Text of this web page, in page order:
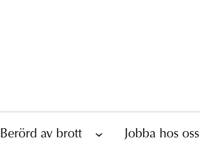
Berörd av brott Jobba hos oss